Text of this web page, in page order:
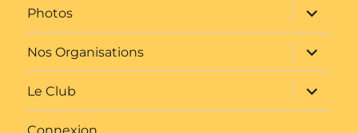
Photos
ouvrir
le
sous-
menu
Nos Organisations
ouvrir
le
sous-
menu
Le Club
ouvrir
le
sous-